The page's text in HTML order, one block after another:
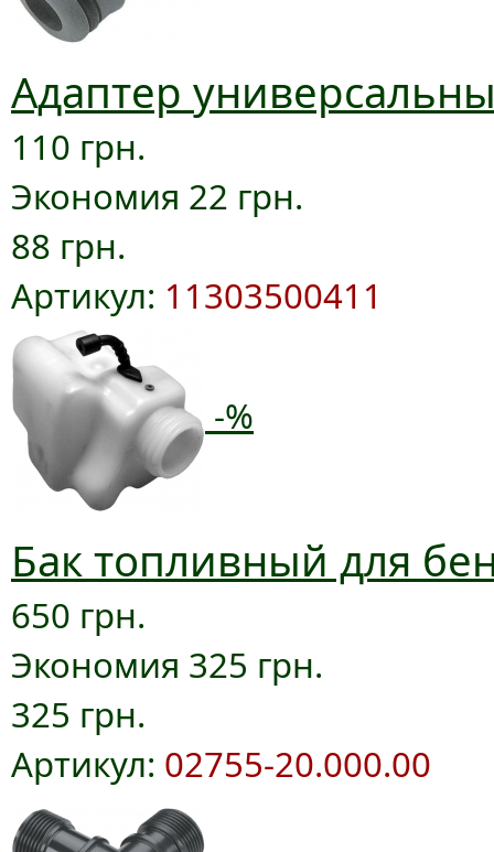
Адаптер
110 грн.
Экономия 22 грн.
88 грн.
Артикул: 11303500411
-%
Бак топливный для
650 грн.
Экономия 325 грн.
325 грн.
Артикул: 02755-20.000.00